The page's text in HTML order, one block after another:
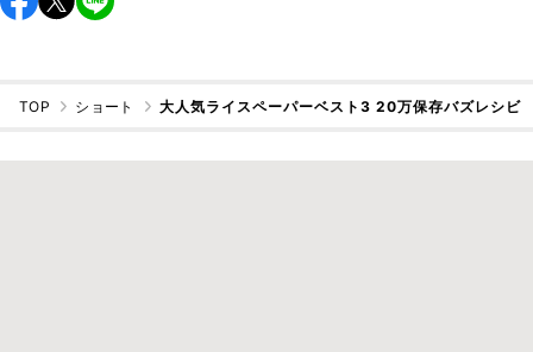
TOP ショート 大人気ライスペーパーベスト3 20万保存バズレシビ